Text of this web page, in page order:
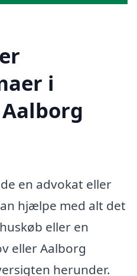
i
en advokat eller
hjælpe med alt det
eller en
eller Aalborg
herunder.